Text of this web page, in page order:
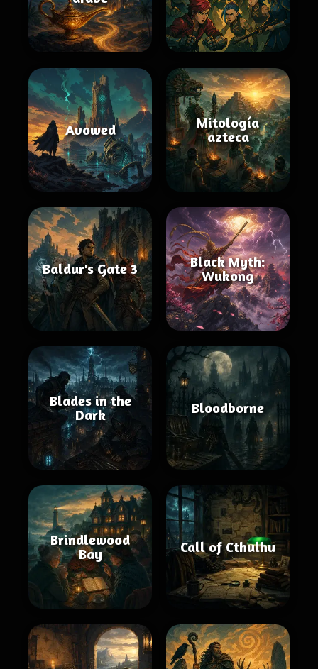
Avowed
Mitología
azteca
Baldur's Gate 3
Black Myth:
Wukong
Blades in the
Dark
Bloodborne
Brindlewood
Bay
Call of Cthulhu